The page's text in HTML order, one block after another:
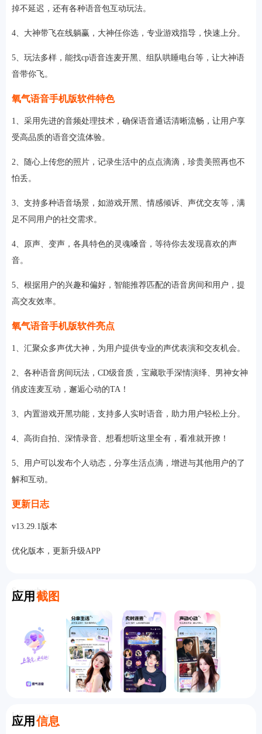
掉不延迟，还有各种语音包互动玩法。
4、大神带飞在线躺赢，大神任你选，专业游戏指导，快速上分。
5、玩法多样，能找cp语音连麦开黑、组队哄睡电台等，让大神语
音带你飞。
氧气语音手机版软件特色
1、采用先进的音频处理技术，确保语音通话清晰流畅，让用户享
受高品质的语音交流体验。
2、随心上传您的照片，记录生活中的点点滴滴，珍贵美照再也不
怕丢。
3、支持多种语音场景，如游戏开黑、情感倾诉、声优交友等，满
足不同用户的社交需求。
4、原声、变声，各具特色的灵魂嗓音，等待你去发现喜欢的声
音。
5、根据用户的兴趣和偏好，智能推荐匹配的语音房间和用户，提
高交友效率。
氧气语音手机版软件亮点
1、汇聚众多声优大神，为用户提供专业的声优表演和交友机会。
2、各种语音房间玩法，CD级音质，宝藏歌手深情演绎、男神女神
俏皮连麦互动，邂逅心动的TA！
3、内置游戏开黑功能，支持多人实时语音，助力用户轻松上分。
4、高街自拍、深情录音、想看想听这里全有，看准就开撩！
5、用户可以发布个人动态，分享生活点滴，增进与其他用户的了
解和互动。
更新日志
v13.29.1版本
优化版本，更新升级APP
应用 截图
Screenshot
应用 信息
Information